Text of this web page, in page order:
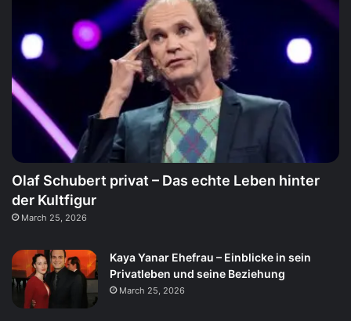
Olaf Schubert privat – Das echte Leben hinter
der Kultfigur
March 25, 2026
Kaya Yanar Ehefrau – Einblicke in sein
Privatleben und seine Beziehung
March 25, 2026